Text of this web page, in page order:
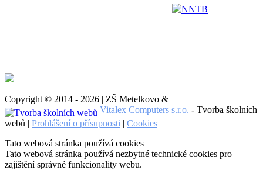
NNTB
Copyright © 2014 - 2026 | ZŠ Metelkovo &
Vitalex Computers s.r.o. - Tvorba školních
webů | Prohlášení o přísupnosti | Cookies
Tato webová stránka používá cookies
Tato webová stránka používá nezbytné technické cookies pro
zajištění správné funkcionality webu.